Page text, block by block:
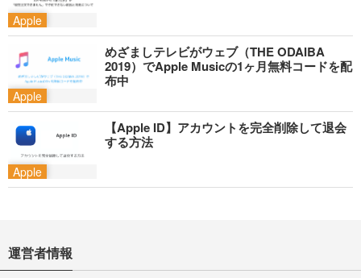
Apple
Apple
めざましテレビがウェブ（THE ODAIBA
2019）でApple Musicの1ヶ月無料コードを配
布中
Apple
【Apple ID】アカウントを完全削除して退会
する方法
運営者情報